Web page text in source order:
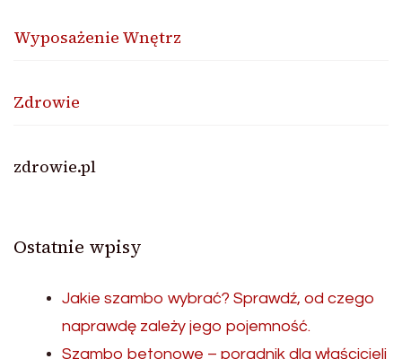
Wyposażenie Wnętrz
Zdrowie
zdrowie.pl
Ostatnie wpisy
Jakie szambo wybrać? Sprawdź, od czego
naprawdę zależy jego pojemność.
Szambo betonowe – poradnik dla właścicieli